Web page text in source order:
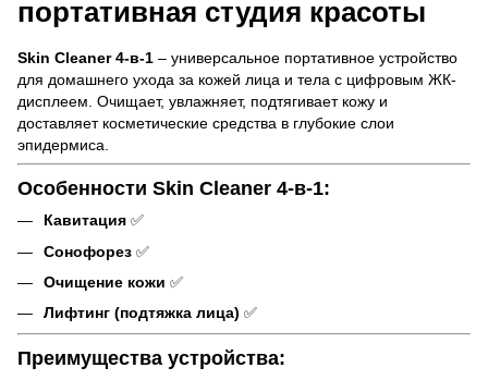
портативная студия красоты
Skin Cleaner 4-в-1 – универсальное портативное устройство
для домашнего ухода за кожей лица и тела с цифровым ЖК-
дисплеем. Очищает, увлажняет, подтягивает кожу и
доставляет косметические средства в глубокие слои
эпидермиса.
Особенности Skin Cleaner 4-в-1:
Кавитация ✅
Сонофорез ✅
Очищение кожи ✅
Лифтинг (подтяжка лица) ✅
Преимущества устройства: